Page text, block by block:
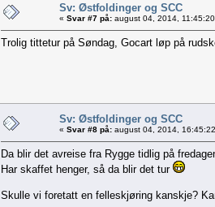
Sv: Østfoldinger og SCC
« Svar #7 på: august 04, 2014,
Trolig tittetur på Søndag, Gocart løp på
Sv: Østfoldinger og SCC
« Svar #8 på: august 04, 2014,
Da blir det avreise fra Rygge tidlig på
Har skaffet henger, så da blir det tur
Skulle vi foretatt en felleskjøring kanskje?